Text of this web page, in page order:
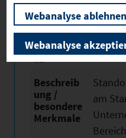
Vergabear
t
Verfügbar
ab
Beschreib
ung /
besondere
Merkmale
am
Webanalyse ablehnen
Webanalyse